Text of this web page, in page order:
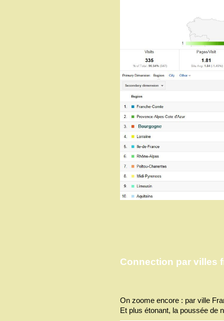
Connection par villes
On zoome encore : par ville
Et plus étonant, la poussée de